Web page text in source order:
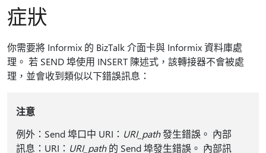
症狀
你需要將 Informix 的 BizTalk 介面卡與 Informix 資料庫處
理。 若 SEND 埠使用 INSERT 陳述式，該轉接器不會被處
理，並會收到類似以下錯誤訊息：
注意
例外：Send 埠口中 URI： URI_path發生錯誤。 內部
訊息：URI： URI_path的 Send 埠發生錯誤。 內部訊